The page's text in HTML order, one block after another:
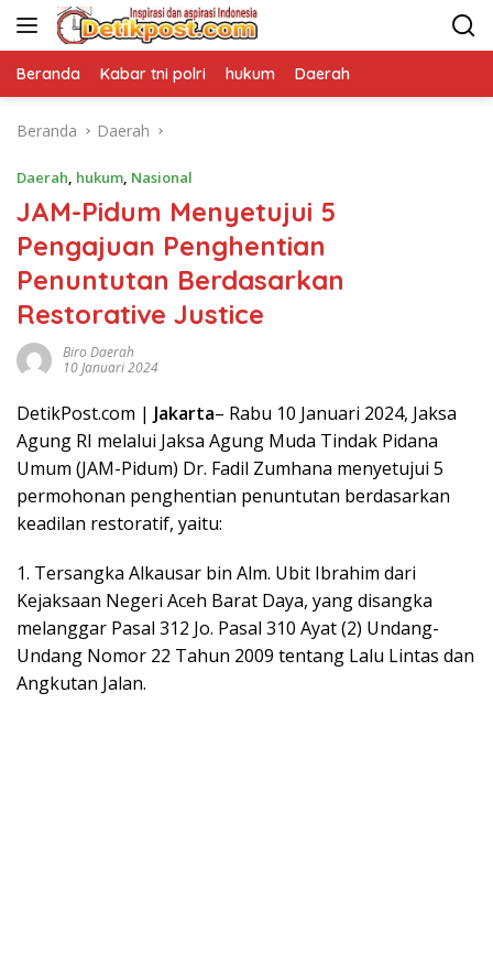
Langsung
Beranda Kabar tni polri hukum Daerah
Beranda Daerah
Daerah, hukum, Nasional
JAM-Pidum Menyetujui 5
Pengajuan Penghentian
Penuntutan Berdasarkan
Restorative Justice
Biro Daerah
10 Januari 2024
DetikPost.com | Jakarta– Rabu 10 Januari 2024, Jaksa
Agung RI melalui Jaksa Agung Muda Tindak Pidana
Umum (JAM-Pidum) Dr. Fadil Zumhana menyetujui 5
permohonan penghentian penuntutan berdasarkan
keadilan restoratif, yaitu:
1. Tersangka Alkausar bin Alm. Ubit Ibrahim dari
Kejaksaan Negeri Aceh Barat Daya, yang disangka
melanggar Pasal 312 Jo. Pasal 310 Ayat (2) Undang-
Undang Nomor 22 Tahun 2009 tentang Lalu Lintas dan
Angkutan Jalan.